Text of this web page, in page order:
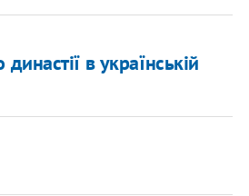
династії в українській